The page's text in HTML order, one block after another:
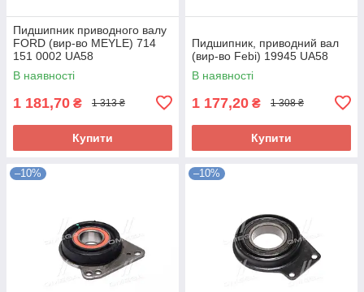
Пидшипник приводного валу
FORD (вир-во MEYLE) 714
151 0002 UA58
В наявності
1 181,70 ₴ 1 313 ₴
Купити
Пидшипник, приводний вал
(вир-во Febi) 19945 UA58
В наявності
1 177,20 ₴ 1 308 ₴
Купити
–10% –10%